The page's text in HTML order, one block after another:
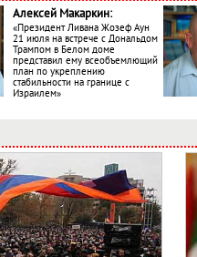
Алексей Макаркин:
«Президент Ливана Жозеф Аун
21 июля на встрече с Дональдом
Трампом в Белом доме
представил ему всеобъемлющий
план по укреплению
стабильности на границе с
Израилем»